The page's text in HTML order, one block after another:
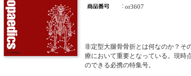
or3607
非定型大腿骨骨折とは何なのか？そ
療において重要となっている。現時
のできる必携の特集号。